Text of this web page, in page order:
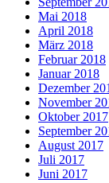
Mai 2018
April 2018
März 2018
Februar 2018
Januar 2018
Dezember
November
Oktober 2017
September
August 2017
Juli 2017
Juni 2017